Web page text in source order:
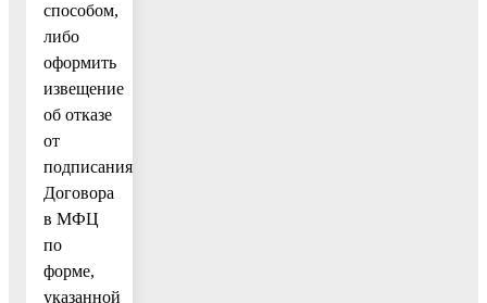
способом,
либо
оформить
извещение
об отказе
от
подписания
Договора
в МФЦ
по
форме,
указанной